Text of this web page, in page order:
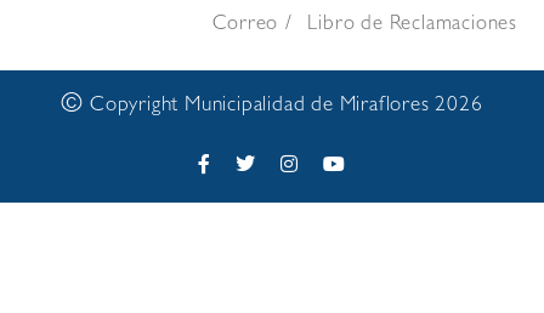
Correo Libro de Reclamaciones
© Copyright Municipalidad de Miraflores 2026